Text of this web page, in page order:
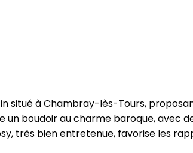
situé à Chambray-lès-Tours,
un boudoir au charme baroque,
très bien entretenue, favorise les